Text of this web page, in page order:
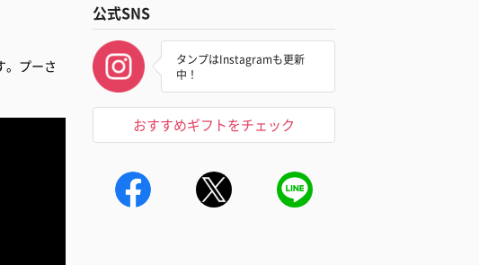
。プーさ
公式SNS
タンプはInstagramも更新
中！
おすすめギフトをチェック